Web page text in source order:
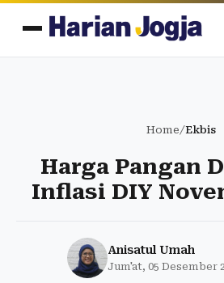
Home/Ekbis
Harga Pangan
Inflasi DIY
Anisatul Umah
Jum'at, 05 Desember